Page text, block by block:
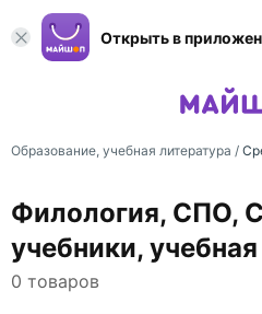
Открыть в
Образование, учебная литература /
Филология, СПО,
учебники,
0 товаров